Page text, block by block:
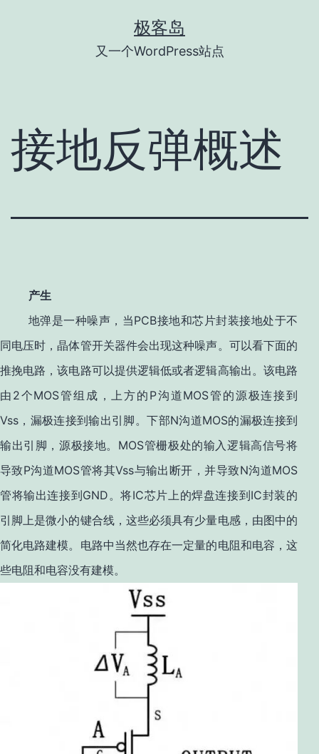
极客岛
又一个WordPress站点
接地反弹概述
产生
地弹是一种噪声，当PCB接地和芯片封装接地处于不
同电压时，晶体管开关器件会出现这种噪声。可以看下面的
推挽电路，该电路可以提供逻辑低或者逻辑高输出。该电路
由 2个MOS管组成，上方的 P沟道MOS管的源极连接到
Vss ，漏极连接到输出引脚。下部N沟道MOS的漏极连接到
输出引脚，源极接地。 MOS管栅极处的输入逻辑高信号将
导致P沟道MOS管将其Vss与输出断开，并导致N沟道MOS
管将输出连接到 GND 。将IC芯片上的焊盘连接到 IC封装的
引脚上是微小的键合线，这些必须具有少量电感，由图中的
简化电路建模。电路中当然也存在一定量的电阻和电容，这
些电阻和电容没有建模。